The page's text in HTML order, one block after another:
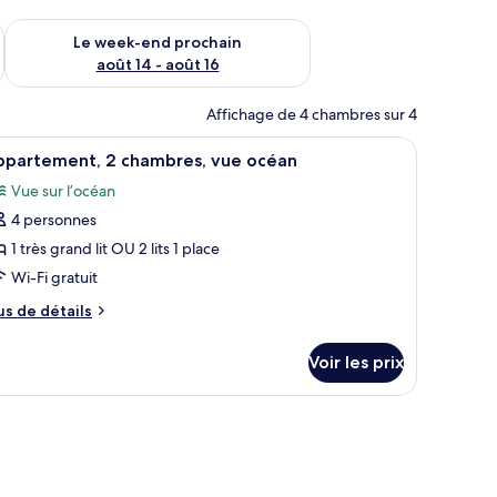
août 7 - août 9
Le week-end prochain
août 14 - août 16
Vérifier la disponibilité pour le week-end prochain août 14 -
Affichage de 4 chambres sur 4
commode, d’une chaise, d’un téléviseur et d’un ventilateur de plafond.
Un salon chaleureux avec des meubles en
6 2 chambres, vue océan
Vue sur l’océan
4 personnes
1 très grand lit OU 2 lits 1 place
Wi-Fi gratuit
de détails
Voir les prix